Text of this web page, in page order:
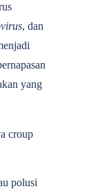
, dan
yang
croup
polusi